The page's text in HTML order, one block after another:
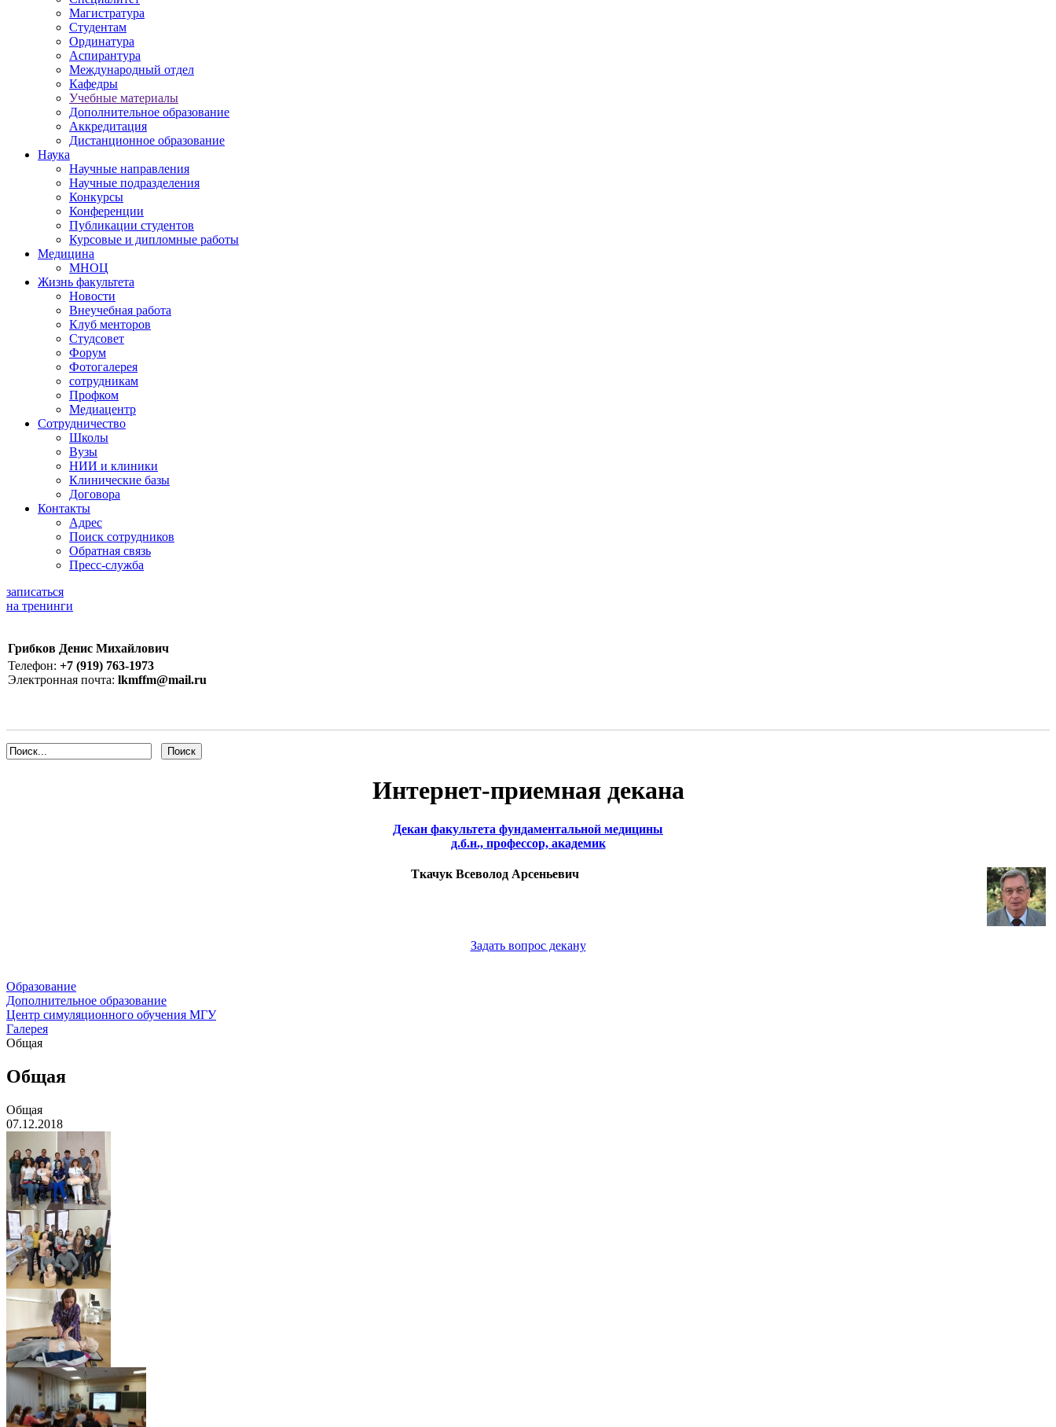
Магистратура
Студентам
Ординатура
Аспирантура
Международный отдел
Кафедры
Учебные материалы
Дополнительное образование
Аккредитация
Дистанционное образование
Наука
Научные направления
Научные подразделения
Конкурсы
Конференции
Публикации студентов
Курсовые и дипломные работы
Медицина
МНОЦ
Жизнь факультета
Новости
Внеучебная работа
Клуб менторов
Студсовет
Форум
Фотогалерея
сотрудникам
Профком
Медиацентр
Сотрудничество
Школы
Вузы
НИИ и клиники
Клинические базы
Договора
Контакты
Адрес
Поиск сотрудников
Обратная связь
Пресс-служба
записаться
на тренинги
Грибков Денис Михайлович
Телефон: +7 (919) 763-1973
Электронная почта: lkmffm@mail.ru
Интернет-приемная декана
Декан факультета фундаментальной медицины
д.б.н., профессор, академик
Ткачук Всеволод Арсеньевич
Задать вопрос декану
Образование
Дополнительное образование
Центр симуляционного обучения МГУ
Галерея
Общая
Общая
Общая
07.12.2018